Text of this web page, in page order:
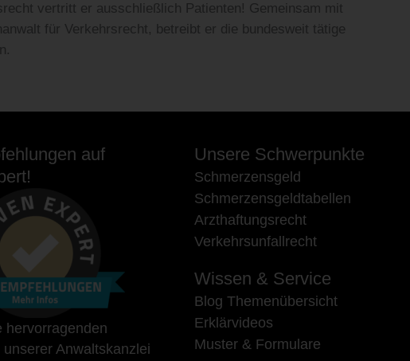
vertritt er ausschließlich Patienten! Gemeinsam mit
für Verkehrsrecht, betreibt er die bundesweit tätige
auf
hervorragenden
Anwaltskanzlei
Unsere Schwerpunkte
Schmerzensgeld
Schmerzensgeldtabellen
Arzthaftungsrecht
Verkehrsunfallrecht
Wissen & Service
Blog Themenübersicht
Erklärvideos
Muster & Formulare